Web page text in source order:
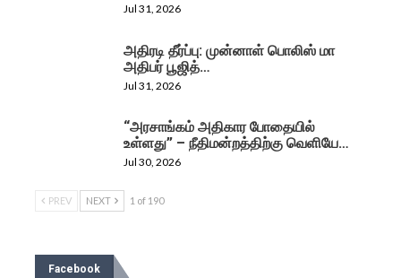
Jul 31, 2026
அதிரடி தீர்ப்பு: முன்னாள் பொலிஸ் மா
அதிபர் பூஜித்…
Jul 31, 2026
“அரசாங்கம் அதிகார போதையில்
உள்ளது” – நீதிமன்றத்திற்கு வெளியே…
Jul 30, 2026
PREV NEXT 1 of 190
Facebook